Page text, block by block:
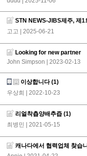
STN NEWS-JIBS제주, 제
고고 | 2025-06-21
Looking for new partner
John Simpson | 2023-02-13
이상합니다(1)
우상희 | 2022-10-23
리얼착츱양배추즙 (1)
최병민 | 2021-05-15
캐나다에서 협력업체 찾습